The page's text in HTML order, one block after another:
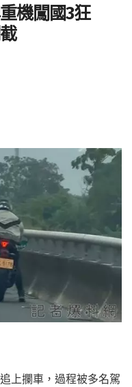
機闖國3狂
上攔車，過程被多名駕